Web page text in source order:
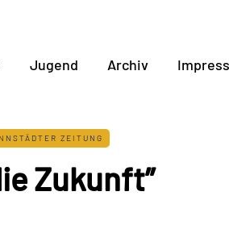
Jugend Archiv
ZEITUNG
Zukunft”